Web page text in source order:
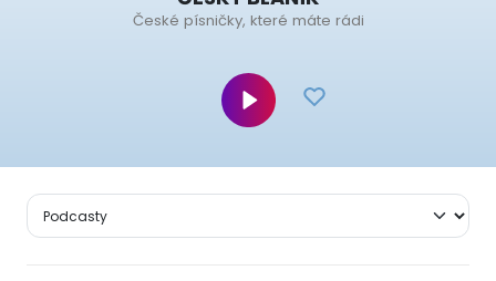
České písničky, které máte rádi